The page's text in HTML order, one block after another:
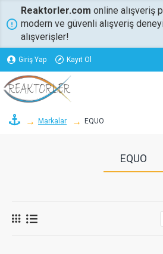
Reaktorler.com online alışveriş
modern ve güvenli alışveriş
alışverişler!
Giriş Yap Kayıt Ol
Markalar EQUO
EQUO